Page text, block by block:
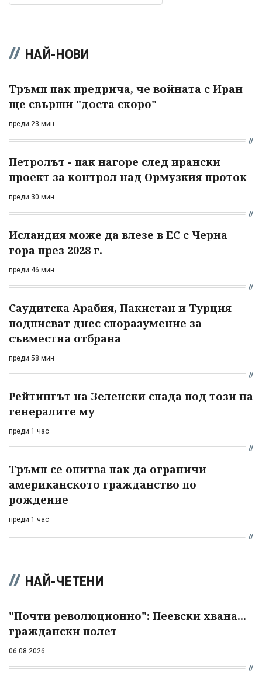
НАЙ-НОВИ
Тръмп пак предрича, че войната с Иран
ще свърши "доста скоро"
преди 23 мин
Петролът - пак нагоре след ирански
проект за контрол над Ормузкия проток
преди 30 мин
Исландия може да влезе в ЕС с Черна
гора през 2028 г.
преди 46 мин
Саудитска Арабия, Пакистан и Турция
подписват днес споразумение за
съвместна отбрана
преди 58 мин
Рейтингът на Зеленски спада под този на
генералите му
преди 1 час
Тръмп се опитва пак да ограничи
американското гражданство по
рождение
преди 1 час
НАЙ-ЧЕТЕНИ
"Почти революционно": Пеевски хвана...
граждански полет
06.08.2026